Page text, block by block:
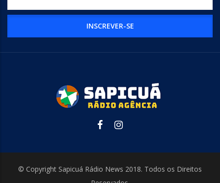
© Copyright Sapicuá Rádio News 2018. Todos os Direitos